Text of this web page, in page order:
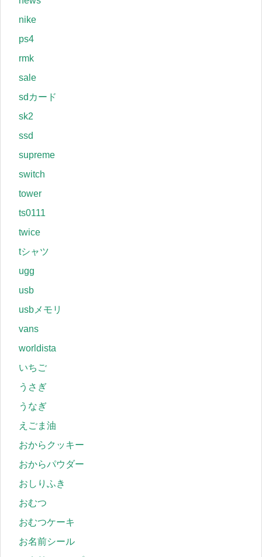
nike
ps4
rmk
sale
sdカード
sk2
ssd
supreme
switch
tower
ts0111
twice
tシャツ
ugg
usb
usbメモリ
vans
worldista
いちご
うさぎ
うなぎ
えごま油
おからクッキー
おからパウダー
おしりふき
おむつ
おむつケーキ
お名前シール